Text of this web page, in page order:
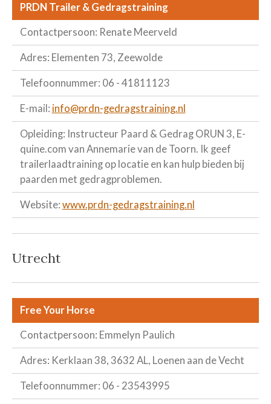
PRDN Trailer & Gedragstraining
Contactpersoon: Renate Meerveld
Adres: Elementen 73, Zeewolde
Telefoonnummer: 06 - 41811123
E-mail: info@prdn-gedragstraining.nl
Opleiding: Instructeur Paard & Gedrag ORUN 3, E-
quine.com van Annemarie van de Toorn. Ik geef
trailerlaadtraining op locatie en kan hulp bieden bij
paarden met gedragproblemen.
Website: www.prdn-gedragstraining.nl
Utrecht
Free Your Horse
Contactpersoon: Emmelyn Paulich
Adres: Kerklaan 38, 3632 AL, Loenen aan de Vecht
Telefoonnummer: 06 - 23543995